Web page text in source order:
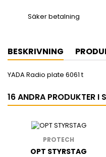
Säker betalning
BESKRIVNING
YADA Radio plate 6061 t
16 ANDRA PRODUKTER I
PROTECH
OPT STYRSTAG